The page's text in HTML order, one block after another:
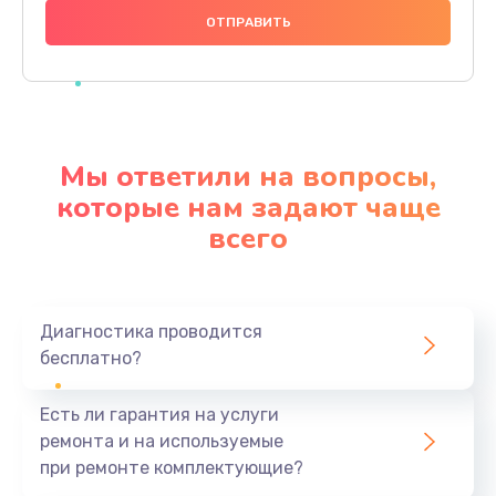
480 руб.
Заказать
Замена кнопки
Заказать
Мы ответили на вопросы,
которые нам задают чаще
всего
Диагностика проводится
бесплатно?
Есть ли гарантия на услуги
ремонта и на используемые
при ремонте комплектующие?